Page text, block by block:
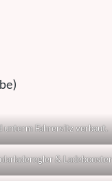
unterm Fahrersitz verbaut.
& Ladebooster